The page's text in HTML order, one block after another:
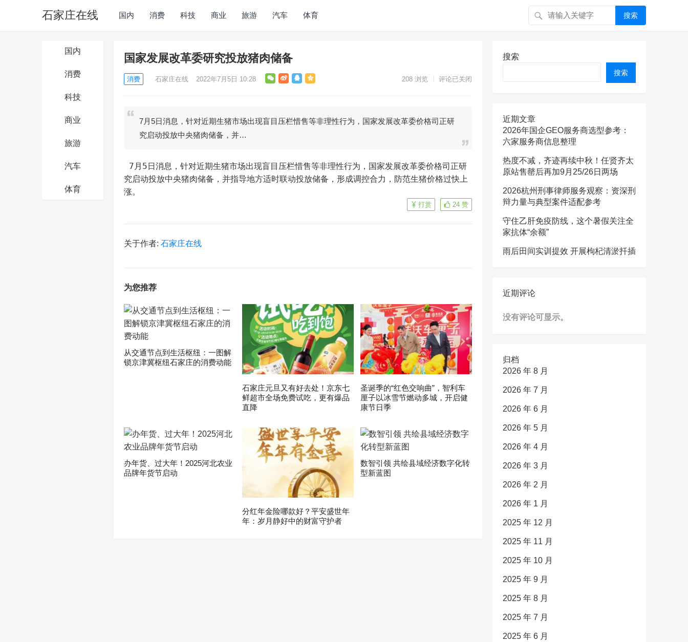
石家庄在线 国内 消费 科技 商业 旅游 汽车 体育 搜索
国内
消费
科技
商业
旅游
汽车
体育
国家发展改革委研究投放猪肉储备
消费 石家庄在线 2022年7月5日 10:28 208 浏览 评论已关闭
7月5日消息，针对近期生猪市场出现盲目压栏惜售等非理性行为，国家发展改革委价格司正研
究启动投放中央猪肉储备，并…
究启动投放中央猪肉储备，并指导地方适时联动投放储备，形成调控合力，防范生猪价格过快上
涨。
24 赞
打赏
关于作者: 石家庄在线
为您推荐
从交通节点到生活枢纽：一图解
锁京津冀枢纽石家庄的消费动能
石家庄元旦又有好去处！京东七
鲜超市全场免费试吃，更有爆品
直降
圣诞季的“红色交响曲”，智利车
厘子以冰雪节燃动多城，开启健
康节日季
办年货、过大年！2025河北农业
品牌年货节启动
分红年金险哪款好？平安盛世年
年：岁月静好中的财富守护者
数智引领 共绘县域经济数字化转
型新蓝图
搜索
搜索
近期文章
2026年国企GEO服务商选型参考：
六家服务商信息整理
热度不减，齐迹再续中秋！任贤齐太
原站售罄后再加9月25/26日两场
2026杭州刑事律师服务观察：资深刑
辩力量与典型案件适配参考
守住乙肝免疫防线，这个暑假关注全
家抗体“余额”
雨后田间实训提效 开展枸杞清淤扦插
近期评论
没有评论可显示。
归档
2026 年 8 月
2026 年 7 月
2026 年 6 月
2026 年 5 月
2026 年 4 月
2026 年 3 月
2026 年 2 月
2026 年 1 月
2025 年 12 月
2025 年 11 月
2025 年 10 月
2025 年 9 月
2025 年 8 月
2025 年 7 月
2025 年 6 月